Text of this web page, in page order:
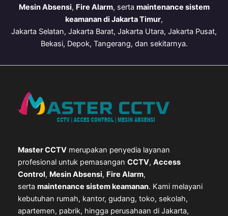
Mesin Absensi, Fire Alarm, serta maintenance sistem
keamanan di Jakarta Timur,
Jakarta Selatan, Jakarta Barat, Jakarta Utara, Jakarta Pusat,
Bekasi, Depok, Tangerang, dan sekitarnya.
Master CCTV merupakan penyedia layanan
profesional untuk pemasangan CCTV, Access
Control, Mesin Absensi, Fire Alarm,
serta maintenance sistem keamanan. Kami melayani
kebutuhan rumah, kantor, gudang, toko, sekolah,
apartemen, pabrik, hingga perusahaan di Jakarta,